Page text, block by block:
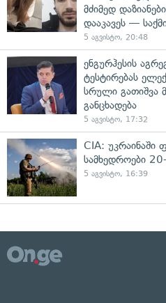
მძიმედ
დააკავეს —
5 აგვისტო, 20:48
ენგურჰესის
ტესტირებას
სრული გათიშვა
განცხადება
5 აგვისტო, 17:32
CIA: უკრაინაში
სამხედროები
5 აგვისტო, 16:39